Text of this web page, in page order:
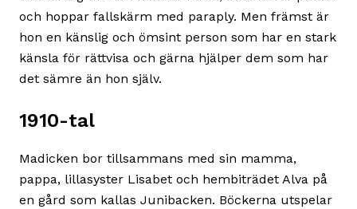
och hoppar fallskärm med paraply. Men främst är
hon en känslig och ömsint person som har en stark
känsla för rättvisa och gärna hjälper dem som har
det sämre än hon själv.
1910-tal
Madicken bor tillsammans med sin mamma,
pappa, lillasyster Lisabet och hembiträdet Alva på
en gård som kallas Junibacken. Böckerna utspelar